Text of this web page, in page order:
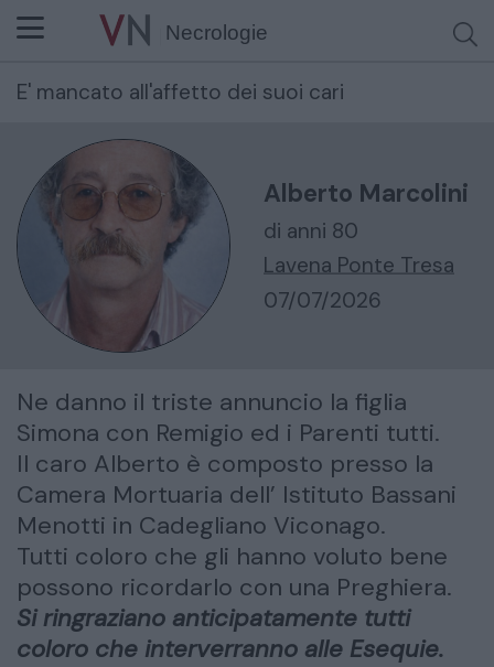
Necrologie
Cerca per nome o cognome
E' mancato all'affetto dei suoi cari
Alberto Marcolini
di anni 80
Lavena Ponte Tresa
07/07/2026
Ne danno il triste annuncio la figlia
Simona con Remigio ed i Parenti tutti.
Il caro Alberto è composto presso la
Camera Mortuaria dell’ Istituto Bassani
Menotti in Cadegliano Viconago.
Tutti coloro che gli hanno voluto bene
possono ricordarlo con una Preghiera.
Si ringraziano anticipatamente tutti
coloro che interverranno alle Esequie.